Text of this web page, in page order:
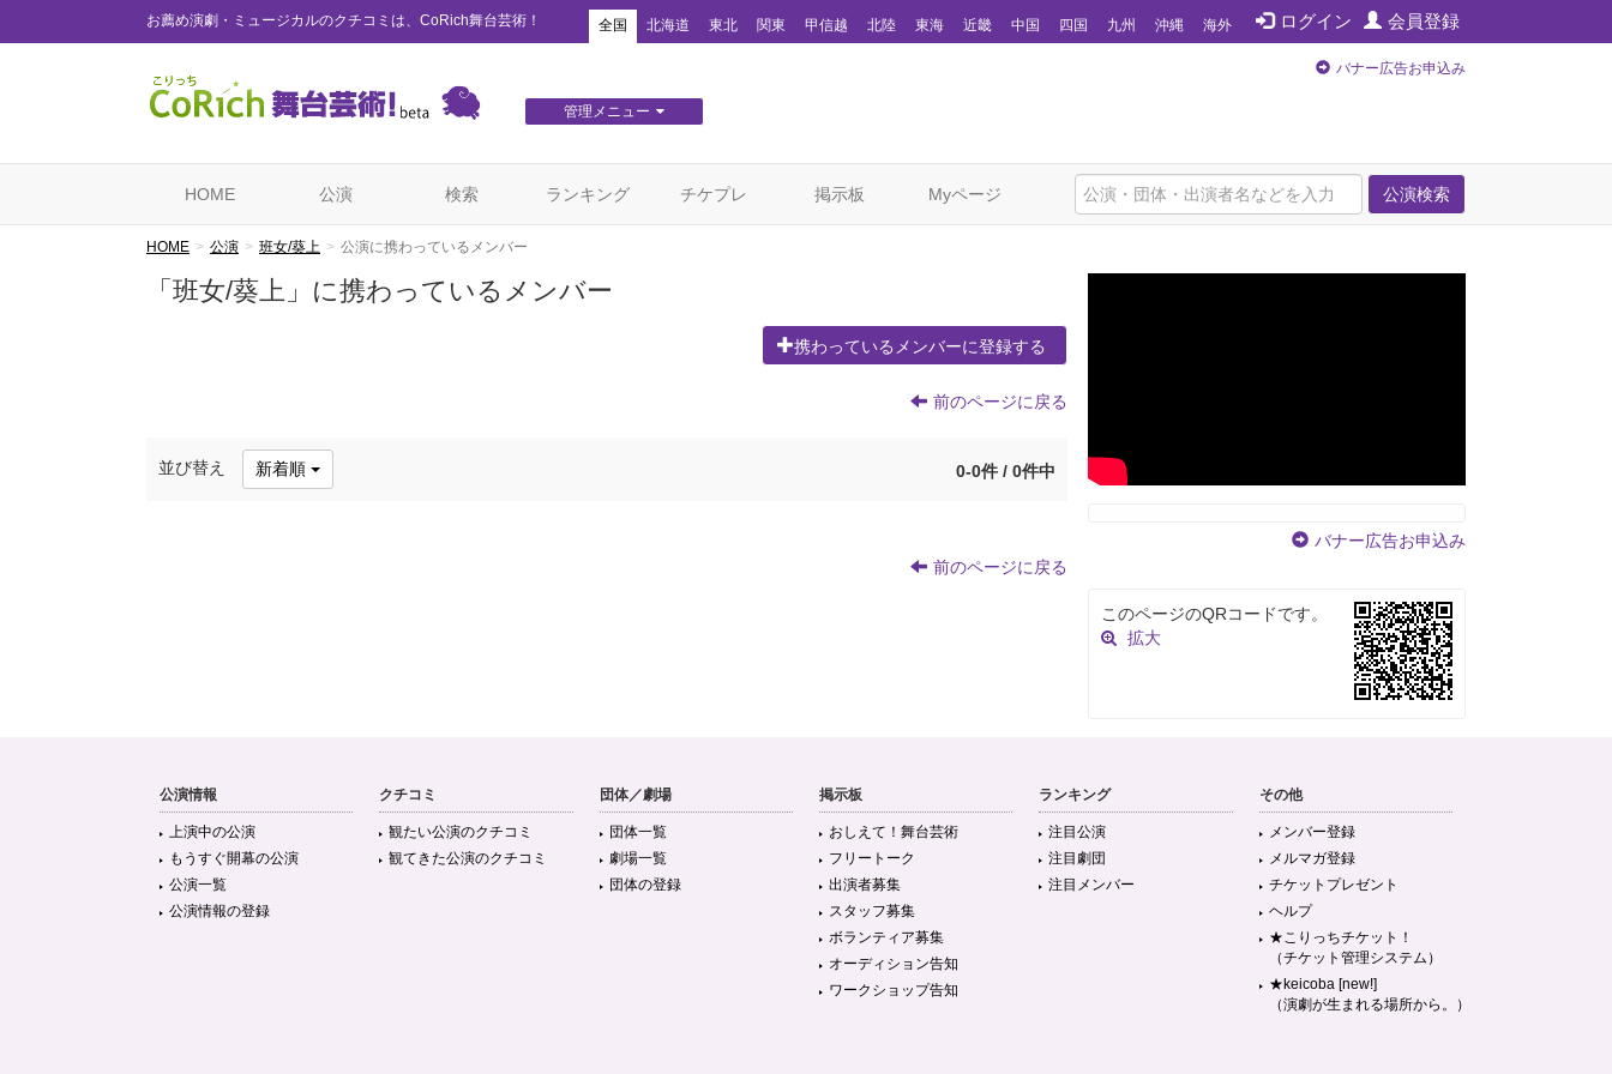
お薦め演劇・ミュージカルのクチコミは、CoRich舞台芸術！ ログイン 会員登録
全国 北海道 東北 関東 甲信越 北陸 東海 近畿 中国 四国 九州 沖縄 海外
管理メニュー
バナー広告お申込み
公演検索
HOME 公演 検索 ランキング チケプレ 掲示板 Myページ
HOME 公演 班女/葵上 公演に携わっているメンバー
「班女/葵上」に携わっているメンバー
携わっているメンバーに登録する
前のページに戻る
並び替え 新着順 0-0件 / 0件中
前のページに戻る
バナー広告お申込み
このページのQRコードです。
拡大
公演情報
上演中の公演
もうすぐ開幕の公演
公演一覧
公演情報の登録
クチコミ
観たい公演のクチコミ
観てきた公演のクチコミ
団体／劇場
団体一覧
劇場一覧
団体の登録
掲示板
おしえて！舞台芸術
フリートーク
出演者募集
スタッフ募集
ボランティア募集
オーディション告知
ワークショップ告知
ランキング
注目公演
注目劇団
注目メンバー
その他
メンバー登録
メルマガ登録
チケットプレゼント
ヘルプ
★こりっちチケット！
（チケット管理システム）
★keicoba [new!]
（演劇が生まれる場所から。）